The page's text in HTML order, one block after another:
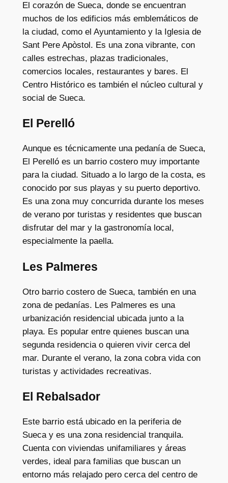
El corazón de Sueca, donde se encuentran
muchos de los edificios más emblemáticos de
la ciudad, como el Ayuntamiento y la Iglesia de
Sant Pere Apòstol. Es una zona vibrante, con
calles estrechas, plazas tradicionales,
comercios locales, restaurantes y bares. El
Centro Histórico es también el núcleo cultural y
social de Sueca.
El Perelló
Aunque es técnicamente una pedanía de Sueca,
El Perelló es un barrio costero muy importante
para la ciudad. Situado a lo largo de la costa, es
conocido por sus playas y su puerto deportivo.
Es una zona muy concurrida durante los meses
de verano por turistas y residentes que buscan
disfrutar del mar y la gastronomía local,
especialmente la paella.
Les Palmeres
Otro barrio costero de Sueca, también en una
zona de pedanías. Les Palmeres es una
urbanización residencial ubicada junto a la
playa. Es popular entre quienes buscan una
segunda residencia o quieren vivir cerca del
mar. Durante el verano, la zona cobra vida con
turistas y actividades recreativas.
El Rebalsador
Este barrio está ubicado en la periferia de
Sueca y es una zona residencial tranquila.
Cuenta con viviendas unifamiliares y áreas
verdes, ideal para familias que buscan un
entorno más relajado pero cerca del centro de